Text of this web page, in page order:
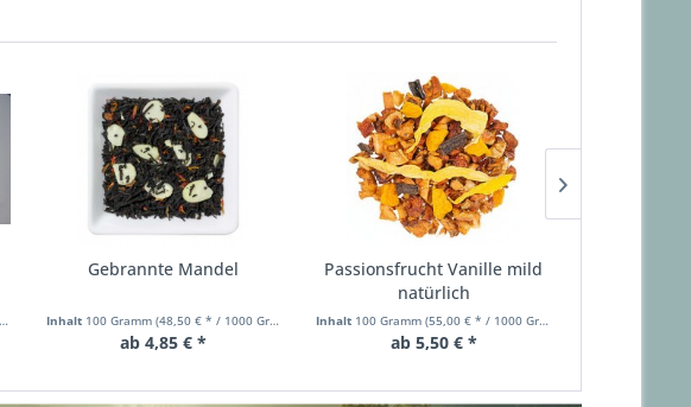
Gebrannte Mandel
Inhalt 100 Gramm (48,50 € * / 1000 Gramm)
ab 4,85 € *
Passionsfrucht Vanille mild
natürlich
Inhalt 100 Gramm(55,00 € * / 1000 Gramm)
ab 5,50 € *